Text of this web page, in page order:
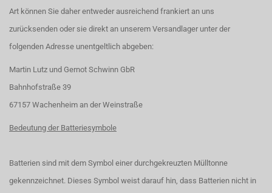
Art können Sie daher entweder ausreichend frankiert an uns
zurücksenden oder sie direkt an unserem Versandlager unter der
folgenden Adresse unentgeltlich abgeben:
Martin Lutz und Gernot Schwinn GbR
Bahnhofstraße 39
67157 Wachenheim an der Weinstraße
Bedeutung der Batteriesymbole
Batterien sind mit dem Symbol einer durchgekreuzten Mülltonne
gekennzeichnet. Dieses Symbol weist darauf hin, dass Batterien nicht in